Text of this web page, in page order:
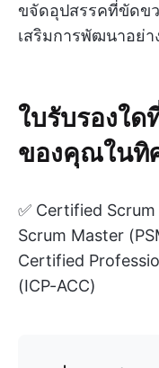
ขจัดอุปสรรคที่ขัดข
เสริมการพัฒนาอย่
ใบรับรองใด
ของคุณในทิ
✅ Certified
Scrum Master
Certified
(ICP-ACC)